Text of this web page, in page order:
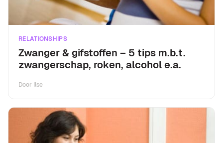
RELATIONSHIPS
Zwanger & gifstoffen – 5 tips m.b.t.
zwangerschap, roken, alcohol e.a.
Door Ilse